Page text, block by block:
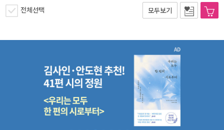
전체선택 모두보기